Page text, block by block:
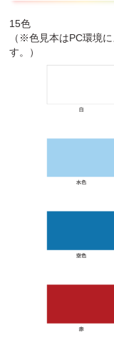
15色
（※色見本はPC環境
す。）